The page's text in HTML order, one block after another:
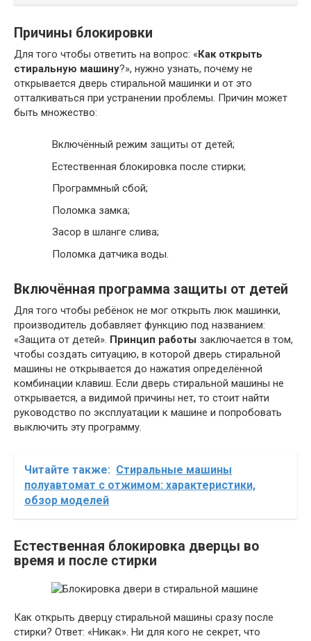
Причины блокировки
Для того чтобы ответить на вопрос: «Как открыть
стиральную машину?», нужно узнать, почему не
открывается дверь стиральной машинки и от это
отталкиваться при устранении проблемы. Причин может
быть множество:
Включённый режим защиты от детей;
Естественная блокировка после стирки;
Программный сбой;
Поломка замка;
Засор в шланге слива;
Поломка датчика воды.
Включённая программа защиты от детей
Для того чтобы ребёнок не мог открыть люк машинки,
производитель добавляет функцию под названием:
«Защита от детей». Принцип работы заключается в том,
чтобы создать ситуацию, в которой дверь стиральной
машины не открывается до нажатия определённой
комбинации клавиш. Если дверь стиральной машины не
открывается, а видимой причины нет, то стоит найти
руководство по эксплуатации к машине и попробовать
выключить эту программу.
Читайте также: Стиральные машины
полуавтомат с отжимом: характеристики,
обзор моделей
Естественная блокировка дверцы во
время и после стирки
Как открыть дверцу стиральной машины сразу после
стирки? Ответ: «Никак». Ни для кого не секрет, что